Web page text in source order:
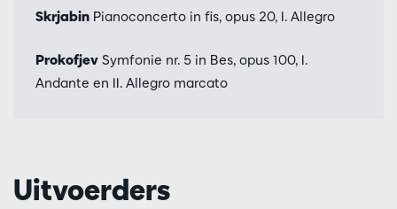
Skrjabin Pianoconcerto in fis, opus 20, I. Allegro
Prokofjev Symfonie nr. 5 in Bes, opus 100, I.
Andante en II. Allegro marcato
Uitvoerders